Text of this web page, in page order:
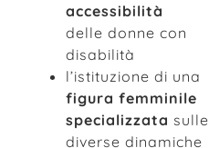
accessibilità
delle donne con
disabilità
l’istituzione di una
figura femminile
specializzata sulle
diverse dinamiche